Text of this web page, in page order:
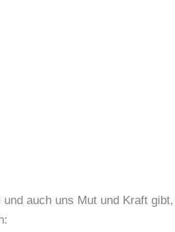
auch uns Mut und Kraft gibt,